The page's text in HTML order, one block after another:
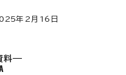
年2月 16 日
料